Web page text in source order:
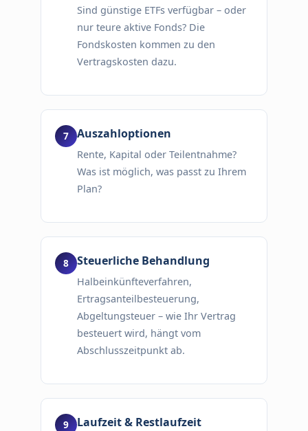
Sind günstige ETFs verfügbar – oder
nur teure aktive Fonds? Die
Fondskosten kommen zu den
Vertragskosten dazu.
Auszahloptionen
Rente, Kapital oder Teilentnahme?
Was ist möglich, was passt zu Ihrem
Plan?
Steuerliche Behandlung
Halbeinkünfteverfahren,
Ertragsanteilbesteuerung,
Abgeltungsteuer – wie Ihr Vertrag
besteuert wird, hängt vom
Abschlusszeitpunkt ab.
Laufzeit & Restlaufzeit